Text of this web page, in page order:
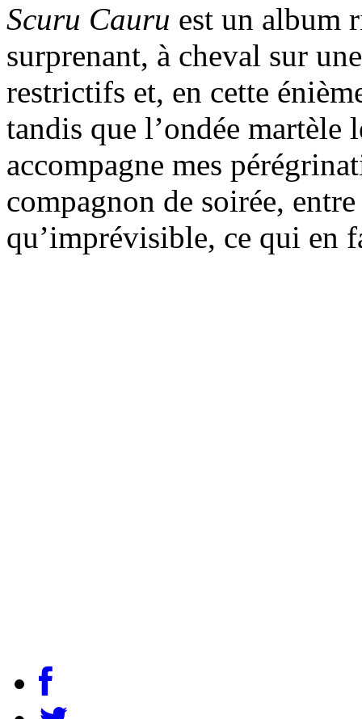
Scuru Cauru est un album
surprenant, à cheval sur
restrictifs et, en cette
tandis que l’ondée
accompagne mes
compagnon de soirée,
qu’imprévisible, ce qui en